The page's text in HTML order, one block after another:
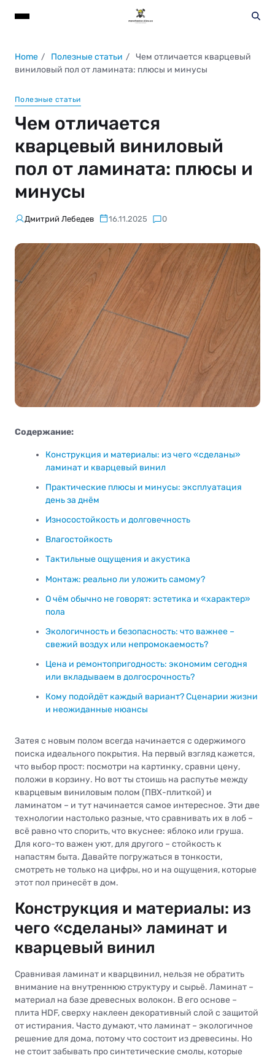
Home Полезные статьи
Чем отличается кварцевый
виниловый пол от ламината: плюсы и минусы
Полезные статьи
Чем отличается
кварцевый виниловый
пол от ламината: плюсы и
минусы
Дмитрий Лебедев 16.11.2025 0
Содержание:
Конструкция и материалы: из чего «сделаны»
ламинат и кварцевый винил
Практические плюсы и минусы: эксплуатация
день за днём
Износостойкость и долговечность
Влагостойкость
Тактильные ощущения и акустика
Монтаж: реально ли уложить самому?
О чём обычно не говорят: эстетика и «характер»
пола
Экологичность и безопасность: что важнее –
свежий воздух или непромокаемость?
Цена и ремонтопригодность: экономим сегодня
или вкладываем в долгосрочность?
Кому подойдёт каждый вариант? Сценарии жизни
и неожиданные нюансы
Затея с новым полом всегда начинается с одержимого
поиска идеального покрытия. На первый взгляд кажется,
что выбор прост: посмотри на картинку, сравни цену,
положи в корзину. Но вот ты стоишь на распутье между
кварцевым виниловым полом (ПВХ-плиткой) и
ламинатом – и тут начинается самое интересное. Эти две
технологии настолько разные, что сравнивать их в лоб –
всё равно что спорить, что вкуснее: яблоко или груша.
Для кого-то важен уют, для другого – стойкость к
напастям быта. Давайте погружаться в тонкости,
смотреть не только на цифры, но и на ощущения, которые
этот пол принесёт в дом.
Конструкция и материалы: из
чего «сделаны» ламинат и
кварцевый винил
Сравнивая ламинат и кварцвинил, нельзя не обратить
внимание на внутреннюю структуру и сырьё. Ламинат –
материал на базе древесных волокон. В его основе –
плита HDF, сверху наклеен декоративный слой с защитой
от истирания. Часто думают, что ламинат – экологичное
решение для дома, потому что состоит из древесины. Но
не стоит забывать про синтетические смолы, которые